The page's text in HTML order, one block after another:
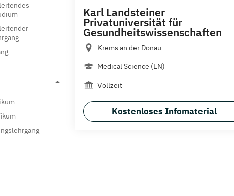
Karl Landsteiner
Privatuniversität für
Gesundheitswissenschaften
Krems an der Donau
Medical Science (EN)
Vollzeit
Kostenloses Infomaterial